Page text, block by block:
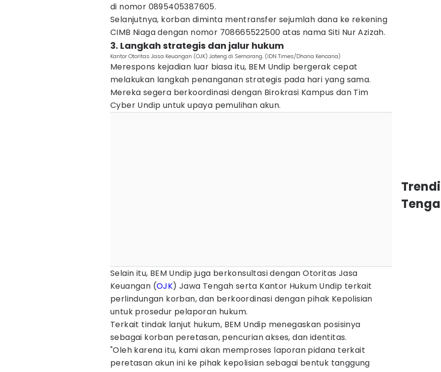
di nomor 0895405387605.
Selanjutnya, korban diminta mentransfer sejumlah dana ke rekening
CIMB Niaga dengan nomor 708665522500 atas nama Siti Nur Azizah.
3. Langkah strategis dan jalur hukum
Kantor Otoritas Jasa Keuangan (OJK) Jateng di Semarang. (IDN Times/Dhana Kencana)
Merespons kejadian luar biasa itu, BEM Undip bergerak cepat
melakukan langkah penanganan strategis pada hari yang sama.
Mereka segera berkoordinasi dengan Birokrasi Kampus dan Tim
Cyber Undip untuk upaya pemulihan akun.
Selain itu, BEM Undip juga berkonsultasi dengan Otoritas Jasa
Keuangan (OJK) Jawa Tengah serta Kantor Hukum Undip terkait
perlindungan korban, dan berkoordinasi dengan pihak Kepolisian
untuk prosedur pelaporan hukum.
Terkait tindak lanjut hukum, BEM Undip menegaskan posisinya
sebagai korban peretasan, pencurian akses, dan identitas.
"Oleh karena itu, kami akan memproses laporan pidana terkait
peretasan akun ini ke pihak kepolisian sebagai bentuk tanggung